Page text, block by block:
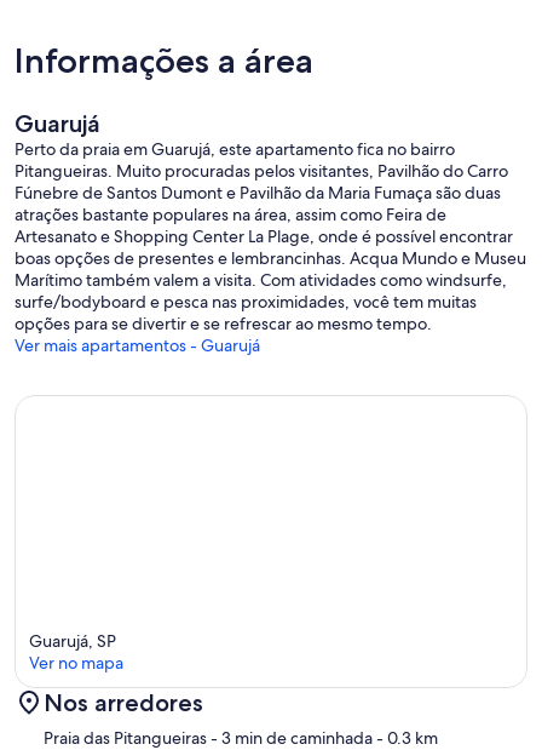
Informações a área
Guarujá
Perto da praia em Guarujá, este apartamento fica no bairro
Pitangueiras. Muito procuradas pelos visitantes, Pavilhão do Carro
Fúnebre de Santos Dumont e Pavilhão da Maria Fumaça são duas
atrações bastante populares na área, assim como Feira de
Artesanato e Shopping Center La Plage, onde é possível encontrar
boas opções de presentes e lembrancinhas. Acqua Mundo e Museu
Marítimo também valem a visita. Com atividades como windsurfe,
surfe/bodyboard e pesca nas proximidades, você tem muitas
opções para se divertir e se refrescar ao mesmo tempo.
Ver mais apartamentos - Guarujá
Mapa
Guarujá, SP
Ver no mapa
Nos arredores
Praia das Pitangueiras- 3 min de caminhada- 0.3 km